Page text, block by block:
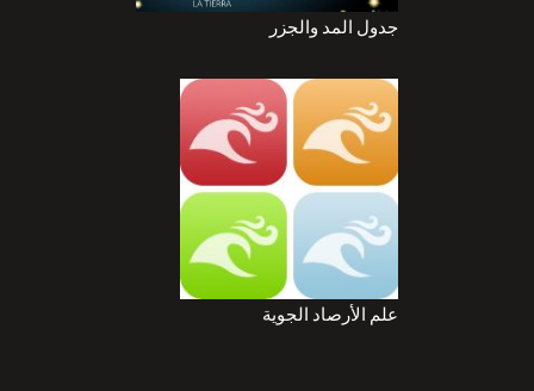
جدول المد والجزر
علم الأرصاد الجوية